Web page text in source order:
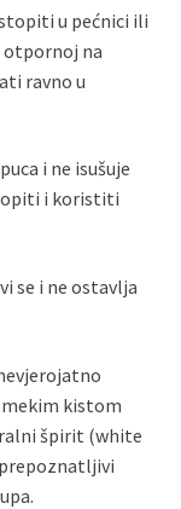
u pećnici ili
na
ravno u
i ne isušuje
i koristiti
se i ne ostavlja
kistom
špirit (white